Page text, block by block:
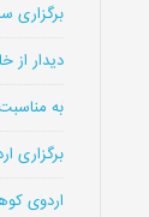
برگزاری
دیدار از
به
برگزاری
اردوی